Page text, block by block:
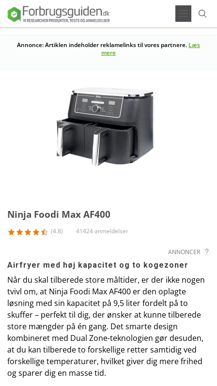
Annonce: Artiklen indeholder reklamelinks til vores partnere. Læs
mere
Ninja Foodi Max AF400
(4.8) 41424 anmeldelser
ANNONCER
Airfryer med høj kapacitet og to kogezoner
Når du skal tilberede store måltider, er der ikke nogen
tvivl om, at Ninja Foodi Max AF400 er den oplagte
løsning med sin kapacitet på 9,5 liter fordelt på to
skuffer – perfekt til dig, der ønsker at kunne tilberede
store mængder på én gang. Det smarte design
kombineret med Dual Zone-teknologien gør desuden,
at du kan tilberede to forskellige retter samtidig ved
forskellige temperaturer, hvilket giver dig mere frihed
og sparer dig en masse tid.